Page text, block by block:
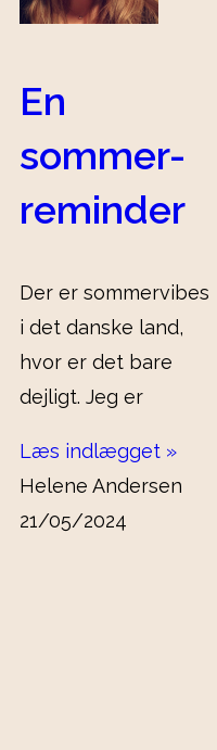
En
sommer-
reminder
Der er sommervibes
i det danske land,
hvor er det bare
dejligt. Jeg er
Læs indlægget »
Helene Andersen
21/05/2024